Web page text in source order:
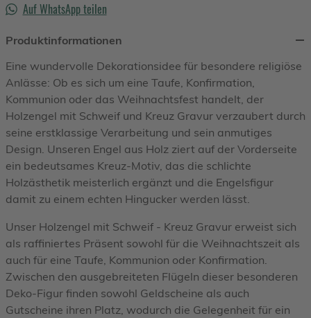
Auf WhatsApp teilen
Produktinformationen
Eine wundervolle Dekorationsidee für besondere religiöse
Anlässe: Ob es sich um eine Taufe, Konfirmation,
Kommunion oder das Weihnachtsfest handelt, der
Holzengel mit Schweif und Kreuz Gravur verzaubert durch
seine erstklassige Verarbeitung und sein anmutiges
Design. Unseren Engel aus Holz ziert auf der Vorderseite
ein bedeutsames Kreuz-Motiv, das die schlichte
Holzästhetik meisterlich ergänzt und die Engelsfigur
damit zu einem echten Hingucker werden lässt.
Unser Holzengel mit Schweif - Kreuz Gravur erweist sich
als raffiniertes Präsent sowohl für die Weihnachtszeit als
auch für eine Taufe, Kommunion oder Konfirmation.
Zwischen den ausgebreiteten Flügeln dieser besonderen
Deko-Figur finden sowohl Geldscheine als auch
Gutscheine ihren Platz, wodurch die Gelegenheit für ein